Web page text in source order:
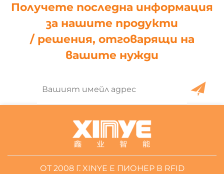
Получете последна информация
за нашите продукти
/ решения, отговарящи на
вашите нужди
ОТ 2008 Г. XINYE Е ПИОНЕР В RFID